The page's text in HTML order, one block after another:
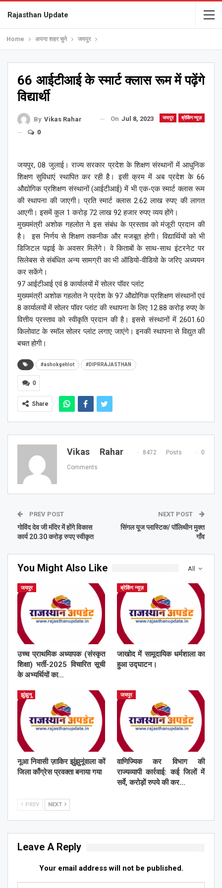
Rajasthan Update
Home अपना शहर चुने जयपुर
66 आईटीआई के स्मार्ट क्लास रूम में पढ़ेंगे
विद्यार्थी
जयपुर ब्रेकिंग न्यूज़
By Vikas Rahar On Jul 8, 2023
0
जयपुर, 08 जुलाई। राज्य सरकार प्रदेश के शिक्षण संस्थानों में आधुनिक
शिक्षण सुविधाएं स्थापित कर रही है। इसी क्रम में अब प्रदेश के 66
औद्योगिक प्रशिक्षण संस्थानों (आईटीआई) में भी एक-एक स्मार्ट क्लास रूम
की स्थापना की जाएगी। प्रति स्मार्ट क्लास 2.62 लाख रुपए की लागत
आएगी। इसमें कुल 1 करोड़ 72 लाख 92 हजार रुपए व्यय होंगे।
मुख्यमंत्री अशोक गहलोत ने इस संबंध के प्रस्ताव को मंजूरी प्रदान की
है। इस निर्णय से शिक्षण तकनीक और मजबूत होगी। विद्यार्थियों को भी
डिजिटल पढ़ाई के अवसर मिलेंगे। वे किताबों के साथ-साथ इंटरनेट पर
सिलेबस से संबंधित अन्य सामग्री का भी ऑडियो-वीडियो के जरिए अध्ययन
कर सकेंगे।
97 आईटीआई एवं 8 कार्यालयों में सोलर पॉवर प्लांट
मुख्यमंत्री अशोक गहलोत ने प्रदेश के 97 औद्योगिक प्रशिक्षण संस्थानों एवं
8 कार्यालयों में सोलर पॉवर प्लांट की स्थापना के लिए 12.88 करोड़ रुपए के
वित्तीय प्रस्ताव को स्वीकृति प्रदान की है। इससे संस्थानों में 2601.60
किलोवाट के स्मॉल सोलर प्लांट लगाए जाएंगे। इनकी स्थापना से विद्युत की
बचत होगी।
#ashokgehlot #DIPRRAJASTHAN
0
Share
Vikas Rahar 8472 Posts 0
Comments
PREV POST
गोविंद देव जी मंदिर में होंगे विकास
कार्य 20.30 करोड़ रुपए स्वीकृत
NEXT POST
सिंगल यूज प्लास्टिक/ पॉलिथीन मुक्त
गाँव
All
You Might Also Like
जयपुर
उच्च प्राथमिक अध्यापक (संस्कृत
शिक्षा) भर्ती-2025 विचारित सूची
के अभ्यर्थियों का…
ब्रेकिंग न्यूज़
जाखोद में सामूदायिक धर्मशाला का
हुआ उद्घाटन।
झुंझुनू
नूआ निवासी ज़ाकिर झुंझुनूंवाला कों
जिला काँग्रेस प्रवक्ता बनाया गया
जयपुर
वाणिज्यिक कर विभाग की
राज्यव्यापी कार्रवाई: कई जिलों में
सर्वे, करोड़ों रुपये की कर…
PREV NEXT
Leave A Reply
Your email address will not be published.